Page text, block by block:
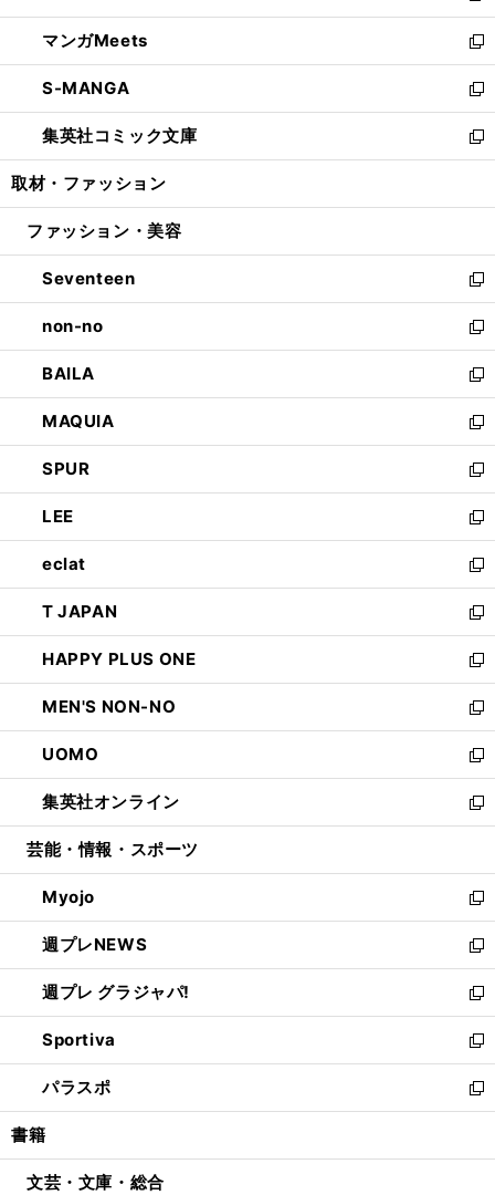
開
く
ウ
で
開
く
ン
ド
ウ
で
開
く
ウ
ィ
ン
ド
ウ
で
開
し
い
ウ
ィ
ン
ド
ウ
開
マンガMeets
新
し
い
ウ
ィ
ン
ウ
開
く
S-MANGA
新
し
い
ウ
ン
ウ
で
開
く
集英社コミック文庫
新
し
ウ
ン
ド
ウ
で
開
く
取材・ファッション
ファッション・美容
Seventeen
新
し
い
ウ
ィ
ン
ド
ウ
で
開
く
non-no
新
し
い
ウ
ィ
ン
ド
ウ
で
開
く
BAILA
新
し
い
ウ
ィ
ン
ド
ウ
で
開
く
MAQUIA
新
し
い
ウ
ィ
ン
ド
ウ
で
開
く
SPUR
新
し
い
ウ
ィ
ン
ド
ウ
で
開
く
LEE
新
し
い
ウ
ィ
ン
ド
ウ
で
開
く
eclat
新
し
い
ウ
ィ
ン
ド
ウ
で
開
く
T JAPAN
新
し
い
ウ
ィ
ン
ド
ウ
で
開
HAPPY PLUS ONE
新
し
い
ウ
ィ
ン
ド
ウ
開
く
MEN'S NON-NO
新
し
い
ウ
ィ
ン
ウ
で
開
く
UOMO
新
し
い
ウ
ン
ド
ウ
で
開
く
集英社オンライン
新
し
ウ
ィ
ン
ド
ウ
で
開
く
芸能・情報・スポーツ
Myojo
新
し
い
ウ
ィ
ン
ド
ウ
で
開
週プレNEWS
新
し
い
ウ
ィ
ン
ド
ウ
開
週プレ グラジャパ!
新
し
い
ウ
ィ
ン
ウ
Sportiva
新
し
い
ウ
ン
パラスポ
新
し
ウ
書籍
文芸・文庫・総合